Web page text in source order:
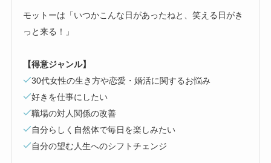
モットーは「いつかこんな日があったねと、笑える日がき
っと来る！」
【得意ジャンル】
30代女性の生き方や恋愛・婚活に関するお悩み
好きを仕事にしたい
職場の対人関係の改善
自分らしく自然体で毎日を楽しみたい
自分の望む人生へのシフトチェンジ